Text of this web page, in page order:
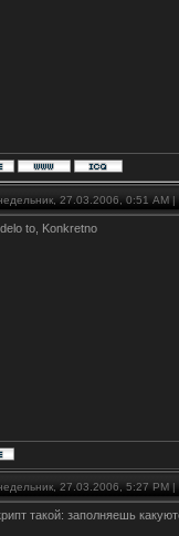
27.03.2006, 0:51 AM
to, Konkretno
27.03.2006, 5:27 PM
такой: заполняешь